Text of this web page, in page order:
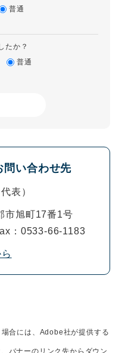
普通
たか？
普通
問い合わせ先
代表
市旭町17番1号
：0533-66-1183
合には、Adobe社が提供する